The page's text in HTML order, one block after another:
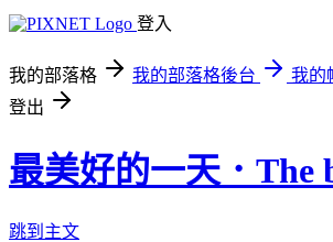
登入
我的部落格 我的部落格後台
我的
登出
最美好的一天．The
跳到主文